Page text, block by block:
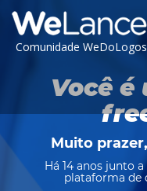
Comunidade WeDoLogos
Você é
Muito
Há 14 anos junto
plataforma de